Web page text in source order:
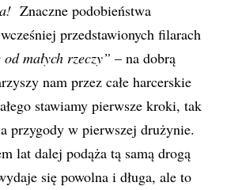
Znaczne podobieństwa
przedstawionych filarach
małych rzeczy” – na dobrą
nam przez całe harcerskie
stawiamy pierwsze kroki, tak
przygody w pierwszej drużynie.
lat dalej podąża tą samą drogą
się powolna i długa, ale to